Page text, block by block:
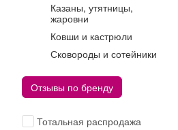
Казаны, утятницы,
жаровни
Ковши и кастрюли
Сковороды и сотейники
Отзывы по бренду
Тотальная распродажа